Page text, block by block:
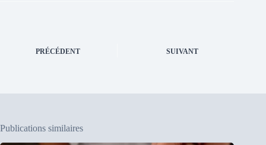
PRÉCÉDENT SUIVANT
Publications similaires